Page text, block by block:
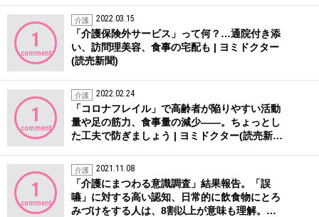
1
comment
介護 2022.03.15
「介護保険外サービス」って何？…通院付き添
い、訪問理美容、食事の宅配も | ヨミドクター
(読売新聞)
1
comment
介護 2022.02.24
「コロナフレイル」で高齢者が陥りやすい活動
量や足の筋力、食事量の減少――。ちょっとし
た工夫で防ぎましょう | ヨミドクター(読売新…
1
comment
介護 2021.11.08
「介護にまつわる意識調査」結果報告。「誤
嚥」に対する高い認知、日常的に飲食物にとろ
みづけをする人は、8割以上が意味も理解。…